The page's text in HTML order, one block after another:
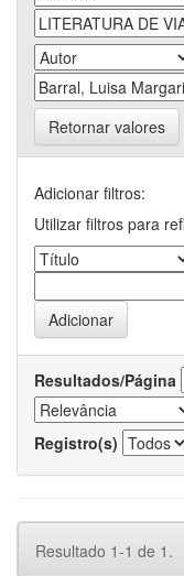
Retornar valores
Adicionar filtros:
Utilizar filtros para
Resultados/Página
Registro(s)
Resultado 1-1 de 1.